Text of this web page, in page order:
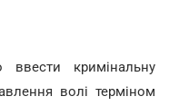
кримінальну
волі терміном